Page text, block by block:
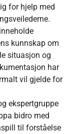
for hjelp med
kunnskap om
situasjon og
har
vil gjelde for
ekspertgruppe
bidro med
til forståelse